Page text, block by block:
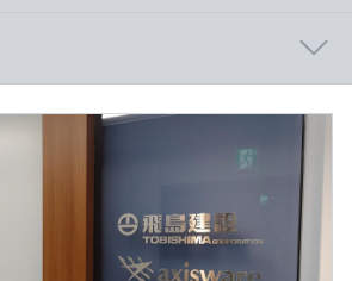
e-Laerningの3つに取り組んでおり、
しています。
ん！
しますので、安心して開発に取り組
開発は同じメンバーですが、その他
て担当しています。
社規定により決定
50万〜約80万円）
（※残業代全額別途支給）
働および深夜労働分については別途